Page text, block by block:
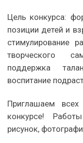
Цель конкурса:
позиции детей и
стимулирование
творческого
поддержка
воспитание
Приглашаем
конкурсе!
рисунок,